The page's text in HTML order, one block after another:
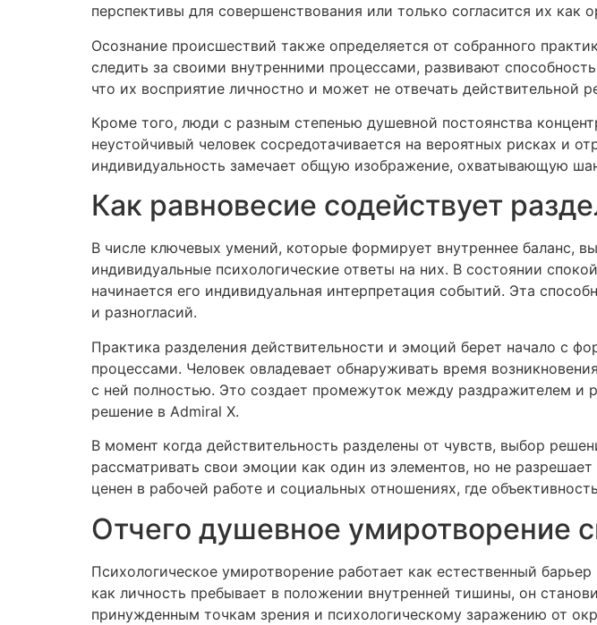
перспективы для совершенствования или только согласится их как
Осознание происшествий также определяется от собранного
следить за своими внутренними процессами, развивают
что их восприятие личностно и может не отвечать действительной
Кроме того, люди с разным степенью душевной постоянства
неустойчивый человек сосредотачивается на вероятных рисках и
индивидуальность замечает общую изображение, охватывающую
Как равновесие содействует
В числе ключевых умений, которые формирует внутреннее баланс,
индивидуальные психологические ответы на них. В состоянии
начинается его индивидуальная интерпретация событий. Эта
и разногласий.
Практика разделения действительности и эмоций берет начало с
процессами. Человек овладевает обнаруживать время
с ней полностью. Это создает промежуток между раздражителем и
решение в Admiral X.
В момент когда действительность разделены от чувств, выбор
рассматривать свои эмоции как один из элементов, но не
ценен в рабочей работе и социальных отношениях, где
Отчего душевное умиротворение
Психологическое умиротворение работает как естественный
как личность пребывает в положении внутренней тишины, он
принужденным точкам зрения и психологическому заражению от